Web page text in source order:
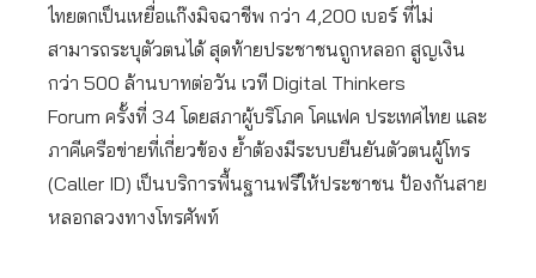
ไทยตกเป็นเหยื่อแก๊งมิจฉาชีพ กว่า 4,200 เบอร์ ที่ไม่
สามารถระบุตัวตนได้ สุดท้ายประชาชนถูกหลอก สูญเงิน
กว่า 500 ล้านบาทต่อวัน เวที Digital Thinkers
Forum ครั้งที่ 34 โดยสภาผู้บริโภค โคแฟค ประเทศไทย และ
ภาคีเครือข่ายที่เกี่ยวข้อง ย้ำต้องมีระบบยืนยันตัวตนผู้โทร
(Caller ID) เป็นบริการพื้นฐานฟรีให้ประชาชน ป้องกันสาย
หลอกลวงทางโทรศัพท์